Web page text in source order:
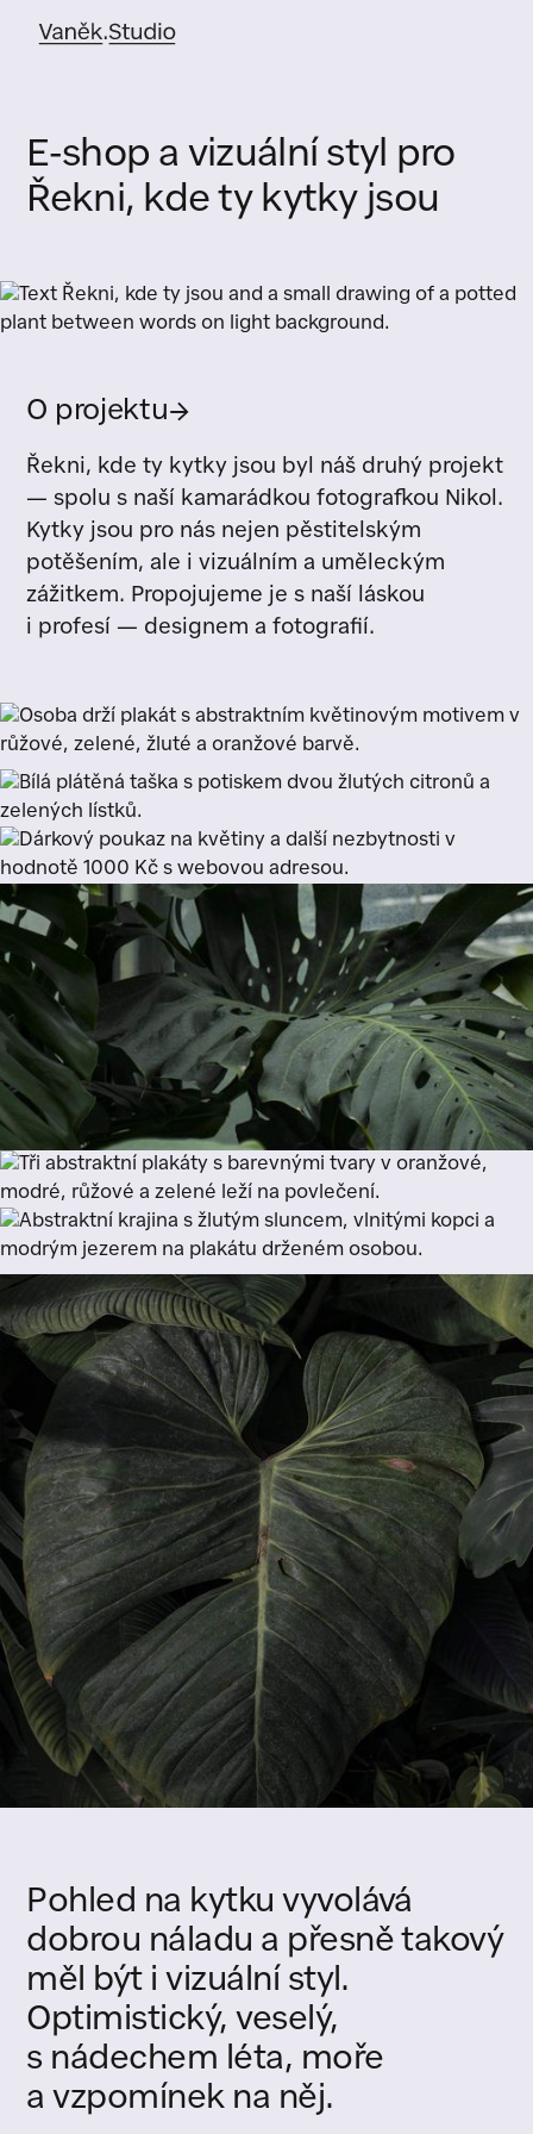
E-shop a vizuální styl pro
Řekni, kde ty kytky jsou
O projektu→
Řekni, kde ty kytky jsou byl náš druhý projekt
— spolu s naší kamarádkou fotografkou Nikol.
Kytky jsou pro nás nejen pěstitelským
potěšením, ale i vizuálním a uměleckým
zážitkem. Propojujeme je s naší láskou
i profesí — designem a fotografií.
Pohled na kytku vyvolává
dobrou náladu a přesně takový
měl být i vizuální styl.
Optimistický, veselý,
s nádechem léta, moře
a vzpomínek na něj.